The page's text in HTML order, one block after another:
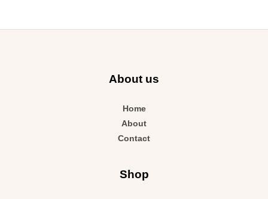
About us
Home
About
Contact
Shop